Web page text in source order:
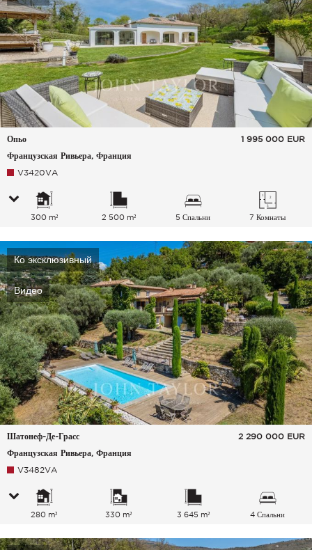
Опьо
Французская Ривьера, Франция
1 995 000 EUR
V3420VA
300 m² 2 500 m² 5 Спальни 7 Комнаты
Ко эксклюзивный
Видео
Шатонеф-Де-Грасс
Французская Ривьера, Франция
2 290 000 EUR
V3482VA
280 m² 330 m² 3 645 m² 4 Спальни